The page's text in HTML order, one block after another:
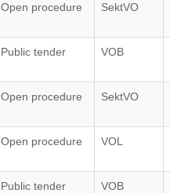
Open procedure SektVO
Public tender VOB
Open procedure SektVO
Open procedure VOL
Public tender VOB